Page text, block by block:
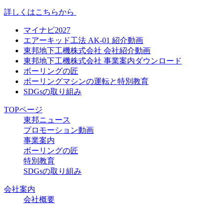
詳しくはこちらから
マイナビ2027
エアーキッド工法 AK-01 紹介動画
東邦地下工機株式会社 会社紹介動画
東邦地下工機株式会社 事業案内ダウンロード
ボーリングの匠
ボーリングマシンの運転と特別教育
SDGsの取り組み
TOPページ
東邦ニュース
プロモーション動画
事業案内
ボーリングの匠
特別教育
SDGsの取り組み
会社案内
会社概要